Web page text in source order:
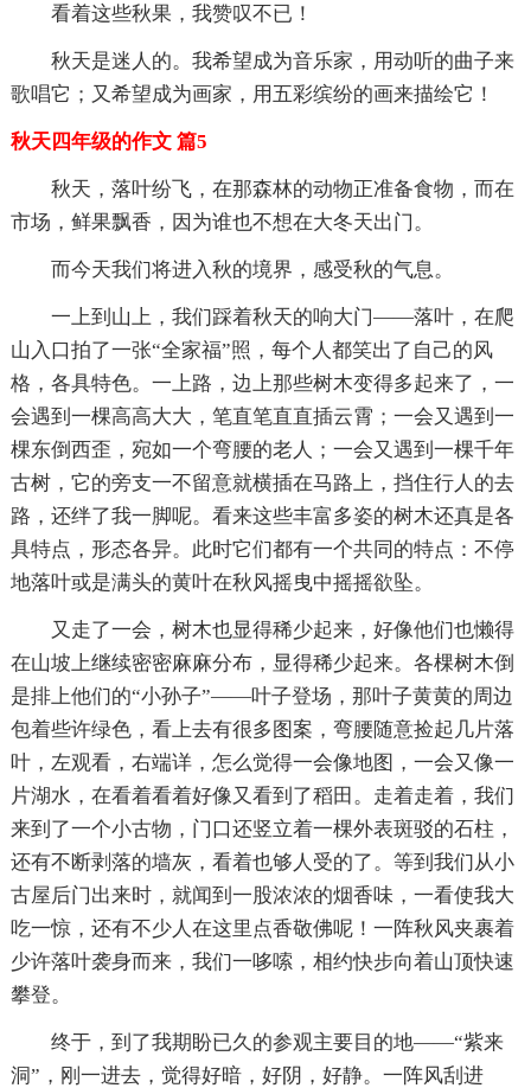
看着这些秋果，我赞叹不已！
秋天是迷人的。我希望成为音乐家，用动听的曲子来
歌唱它；又希望成为画家，用五彩缤纷的画来描绘它！
秋天四年级的作文 篇5
秋天，落叶纷飞，在那森林的动物正准备食物，而在
市场，鲜果飘香，因为谁也不想在大冬天出门。
而今天我们将进入秋的境界，感受秋的气息。
一上到山上，我们踩着秋天的响大门——落叶，在爬
山入口拍了一张“全家福”照，每个人都笑出了自己的风
格，各具特色。一上路，边上那些树木变得多起来了，一
会遇到一棵高高大大，笔直笔直直插云霄；一会又遇到一
棵东倒西歪，宛如一个弯腰的老人；一会又遇到一棵千年
古树，它的旁支一不留意就横插在马路上，挡住行人的去
路，还绊了我一脚呢。看来这些丰富多姿的树木还真是各
具特点，形态各异。此时它们都有一个共同的特点：不停
地落叶或是满头的黄叶在秋风摇曳中摇摇欲坠。
又走了一会，树木也显得稀少起来，好像他们也懒得
在山坡上继续密密麻麻分布，显得稀少起来。各棵树木倒
是排上他们的“小孙子”——叶子登场，那叶子黄黄的周边
包着些许绿色，看上去有很多图案，弯腰随意捡起几片落
叶，左观看，右端详，怎么觉得一会像地图，一会又像一
片湖水，在看着看着好像又看到了稻田。走着走着，我们
来到了一个小古物，门口还竖立着一棵外表斑驳的石柱，
还有不断剥落的墙灰，看着也够人受的了。等到我们从小
古屋后门出来时，就闻到一股浓浓的烟香味，一看使我大
吃一惊，还有不少人在这里点香敬佛呢！一阵秋风夹裹着
少许落叶袭身而来，我们一哆嗦，相约快步向着山顶快速
攀登。
终于，到了我期盼已久的参观主要目的地——“紫来
洞”，刚一进去，觉得好暗，好阴，好静。一阵风刮进